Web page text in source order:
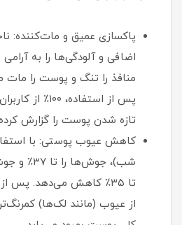
پاکسازی عمیق و مات‌کننده:
اضافی و آلودگی‌ها را به
منافذ را تنگ و پوست را مات
پس از استفاده،
تازه شدن پوست را گزارش
کاهش عیوب پوستی: با
شب)، جوش‌ها
از عیوب (مانند لک‌ها)